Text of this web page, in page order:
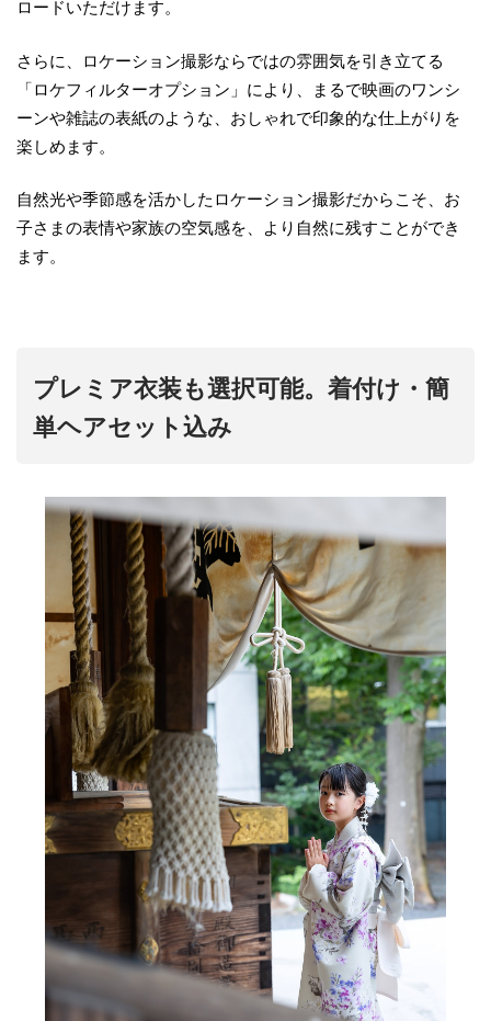
ロードいただけます。
さらに、ロケーション撮影ならではの雰囲気を引き立てる
「ロケフィルターオプション」により、まるで映画のワンシ
ーンや雑誌の表紙のような、おしゃれで印象的な仕上がりを
楽しめます。
自然光や季節感を活かしたロケーション撮影だからこそ、お
子さまの表情や家族の空気感を、より自然に残すことができ
ます。
プレミア衣装も選択可能。着付け・簡
単ヘアセット込み